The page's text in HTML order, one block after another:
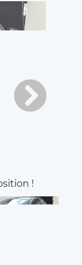
!
vtc
Homécourt.
tout
de